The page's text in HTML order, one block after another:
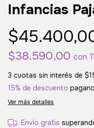
Infancias
$38.590,00 con
3 cuotas sin interés de
15% de descuento
Ver más detalles
Envío gratis